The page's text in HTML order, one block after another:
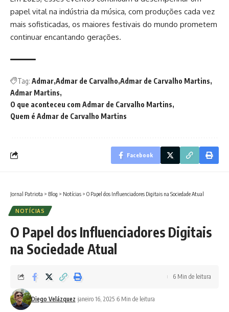
papel vital na indústria da música, com produções cada vez
mais sofisticadas, os maiores festivais do mundo prometem
continuar encantando gerações.
Tag: Admar Admar de Carvalho Admar de Carvalho Martins
Admar Martins
O que aconteceu com Admar de Carvalho Martins
Quem é Admar de Carvalho Martins
Facebook
Jornal Patriota > Blog > Notícias > O Papel dos Influenciadores Digitais na Sociedade Atual
NOTÍCIAS
O Papel dos Influenciadores Digitais
na Sociedade Atual
Diego Velázquez janeiro 16, 2025 6 Min de leitura
6 Min de leitura